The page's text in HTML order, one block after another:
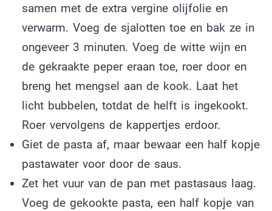
samen met de extra vergine olijfolie en
verwarm. Voeg de sjalotten toe en bak ze in
ongeveer 3 minuten. Voeg de witte wijn en
de gekraakte peper eraan toe, roer door en
breng het mengsel aan de kook. Laat het
licht bubbelen, totdat de helft is ingekookt.
Roer vervolgens de kappertjes erdoor.
Giet de pasta af, maar bewaar een half kopje
pastawater voor door de saus.
Zet het vuur van de pan met pastasaus laag.
Voeg de gekookte pasta, een half kopje van